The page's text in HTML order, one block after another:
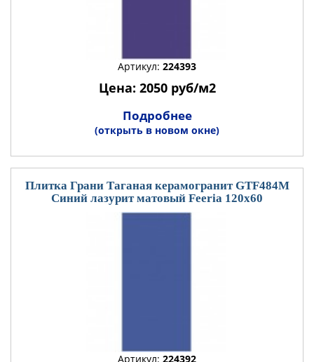
Артикул: 224393
Цена: 2050 руб/м2
Подробнее
(открыть в новом окне)
Плитка Грани Таганая керамогранит GTF484М
Синий лазурит матовый Feeria 120x60
Артикул: 224392